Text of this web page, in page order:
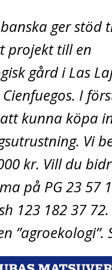
ger stöd
projekt till en
gård i Las
I
kunna köpa
Vi
kr. Vill du
på PG 23 57
123 182 37
”agroekologi”.